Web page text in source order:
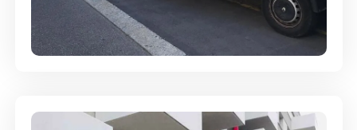
Full-Service - Für Privatumzüge